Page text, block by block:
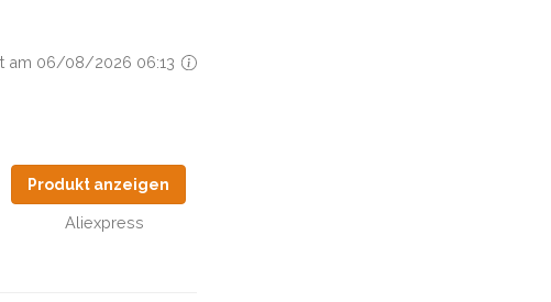
am 06/08/2026 06:13
Produkt anzeigen
Aliexpress